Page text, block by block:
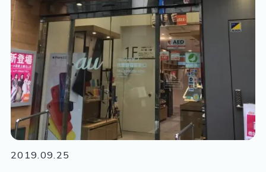
は電柱が完全に折れているところもありました。
もちろん電気は止まっています。信号も動いてお
らず発電機をつないで何とか動かしている状態で
した。 お店もほとんどが営業できず、営業してい
ても食べ物がほぼない状態で営業しているところ
が多かったです。 山もよく見るとほとんどの木が
折れていました。 道路を進むと路上駐車している
車を多く見かけました。 電気が供給されない自宅
よりバッテリーのある車の方が過ごしやすいので
2019.09.25